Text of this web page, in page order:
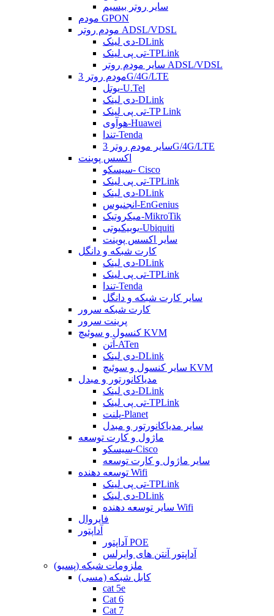
سایر روتر بیسیم
مودم GPON
مودم روتر ADSL/VDSL
دی لینک-DLink
تی پی لینک-TPLink
سایر مودم روتر ADSL/VDSL
مودم روتر 3G/4G/LTE
یوتل-U.Tel
دی لینک-DLink
تی پی لینک-TP Link
هوآوی-Huawei
تندا-Tenda
سایر مودم روتر 3G/4G/LTE
اکسس پوینت
سیسکو- Cisco
تی پی لینک-TPLink
دی لینک-DLink
انجنیوس-EnGenius
میکروتیک-MikroTik
یوبیکیوتی-Ubiquiti
سایر اکسس پوینت
کارت شبکه و دانگل
دی لینک-DLink
تی پی لینک-TPLink
تندا-Tenda
سایر کارت شبکه و دانگل
کارت شبکه سرور
پرینت سرور
کنسول و سوئیچ KVM
آتن-ATen
دی لینک-DLink
سایر کنسول و سوئیچ KVM
مدیاکانورتور و مبدل
دی لینک-DLink
تی پی لینک-TPLink
پلنت-Planet
سایر مدیاکانورتور و مبدل
ماژول و کارت توسعه
سیسکو-Cisco
سایر ماژول و کارت توسعه
توسعه دهنده Wifi
تی پی لینک-TPLink
دی لینک-DLink
سایر توسعه دهنده Wifi
فایروال
آداپتور
آداپتور POE
آداپتور آنتن های وایرلس
ملزومات شبکه (پسیو)
کابل شبکه (مسی)
cat 5e
Cat 6
Cat 7